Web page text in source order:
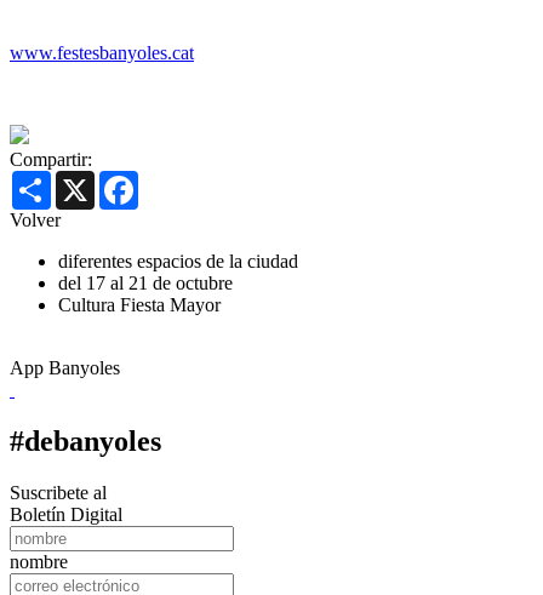
www.festesbanyoles.cat
Compartir:
Share X
Volver
diferentes espacios de la ciudad
del 17 al 21 de octubre
Cultura Fiesta Mayor
App Banyoles
#debanyoles
Suscribete al
Boletín Digital
nombre